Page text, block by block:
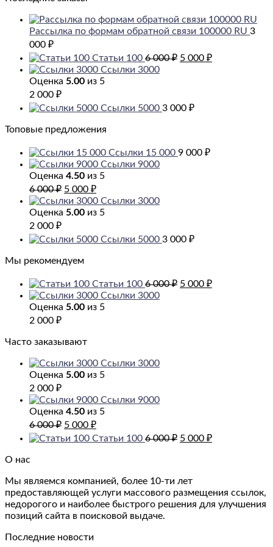
Рассылка по формам обратной связи 100000 RU 3
000 ₽
Статьи 100 6 000₽ Первоначальная
000 ₽.
5 000 ₽Текущая
Ссылки 3000
Оценка 5.00 из 5
2 000 ₽
Ссылки 5000 3 000 ₽
Топовые предложения
Ссылки 15 000 9 000 ₽
Ссылки 9000
Оценка 4.50 из 5
6 000₽ Первоначальная
цена
составляла
000 ₽.
5 000 ₽Текущая
цена:
5
Ссылки 3000
Оценка 5.00 из 5
2 000 ₽
Ссылки 5000 3 000 ₽
Мы рекомендуем
Статьи 100 6 000₽ Первоначальная
5 000 ₽Текущая
Ссылки 3000
Оценка 5.00 из 5
2 000 ₽
Часто заказывают
Ссылки 3000
Оценка 5.00 из 5
2 000 ₽
Ссылки 9000
Оценка 4.50 из 5
6 000₽ Первоначальная
цена
составляла
5 000 ₽Текущая
цена:
5
Статьи 100 6 000₽ Первоначальная
000 ₽.
5 000 ₽Текущая
О нас
Мы являемся компанией, более 10-ти лет
предоставляющей услуги массового размещения ссылок,
недорогого и наиболее быстрого решения для улучшения
позиций сайта в поисковой выдаче.
Последние новости